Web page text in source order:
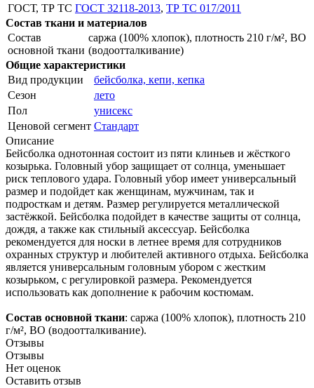
ГОСТ, ТР ТС ГОСТ 32118-2013, ТР ТС 017/2011
Состав ткани и материалов
Состав
основной ткани
саржа (100% хлопок), плотность 210 г/м², ВО
(водоотталкивание)
Общие характеристики
Вид продукции
бейсболка, кепи, кепка
Сезон
лето
Пол
унисекс
Ценовой сегмент Стандарт
Описание
Бейсболка однотонная состоит из пяти клиньев и жёсткого
козырька. Головный убор защищает от солнца, уменьшает
риск теплового удара. Головный убор имеет универсальный
размер и подойдет как женщинам, мужчинам, так и
подросткам и детям. Размер регулируется металлической
застёжкой. Бейсболка подойдет в качестве защиты от солнца,
дождя, а также как стильный аксессуар. Бейсболка
рекомендуется для носки в летнее время для сотрудников
охранных структур и любителей активного отдыха. Бейсболка
является универсальным головным убором с жестким
козырьком, с регулировкой размера. Рекомендуется
использовать как дополнение к рабочим костюмам.
Состав основной ткани: саржа (100% хлопок), плотность 210
г/м², ВО (водоотталкивание).
Отзывы
Отзывы
Нет оценок
Оставить отзыв